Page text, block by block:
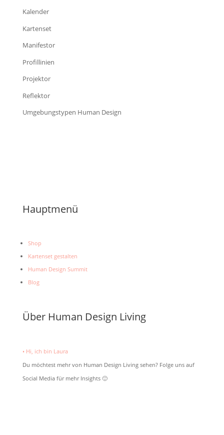
Kalender
Kartenset
Manifestor
Profillinien
Projektor
Reflektor
Umgebungstypen Human Design
Hauptmenü
Shop
Kartenset gestalten
Human Design Summit
Blog
Über Human Design Living
• Hi, ich bin Laura
Du möchtest mehr von Human Design Living sehen? Folge uns auf
Social Media für mehr Insights 🙂